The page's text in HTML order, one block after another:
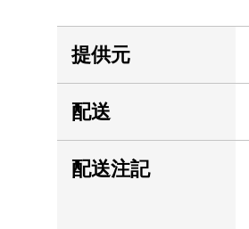
提供元
配送
配送注記